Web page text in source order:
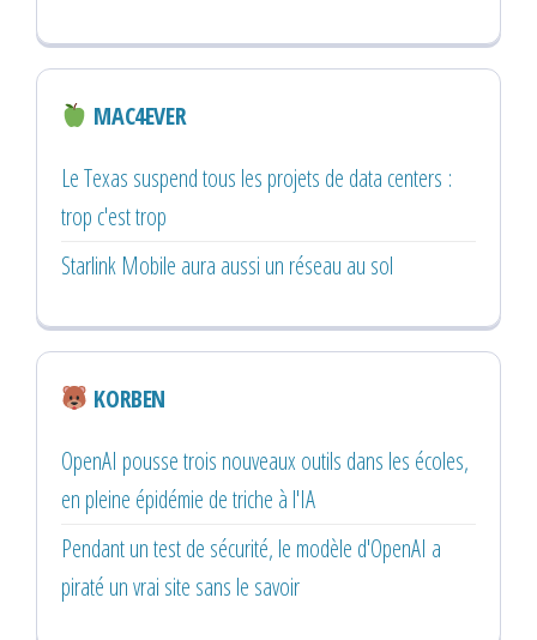
MAC4EVER
Le Texas suspend tous les projets de data centers :
trop c'est trop
Starlink Mobile aura aussi un réseau au sol
KORBEN
OpenAI pousse trois nouveaux outils dans les écoles,
en pleine épidémie de triche à l'IA
Pendant un test de sécurité, le modèle d'OpenAI a
piraté un vrai site sans le savoir